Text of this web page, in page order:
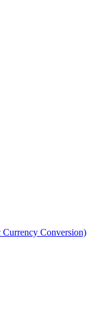
Currency Conversion)